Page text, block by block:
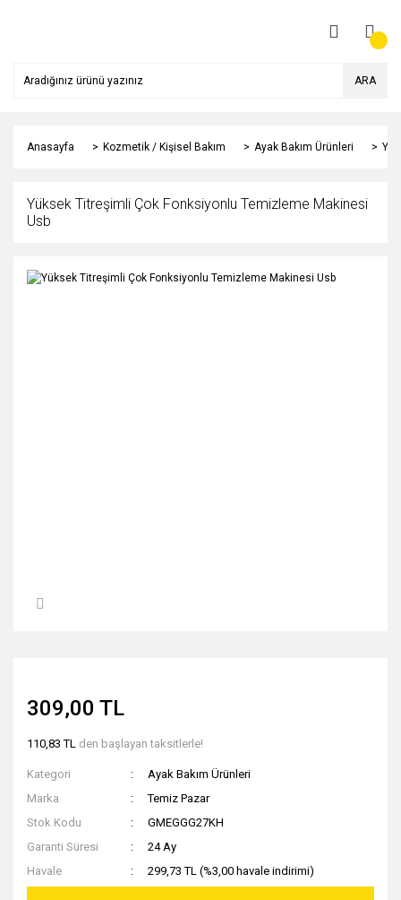
ARA
Anasayfa Kozmetik / Kişisel Bakım Ayak Bakım Ürünleri
Yüksek Titreşimli Çok Fonksiyonlu Temizleme Makinesi
Usb
309,00 TL
110,83 TL den başlayan taksitlerle!
Kategori
Ayak Bakım Ürünleri
Marka
Temiz Pazar
Stok Kodu
GMEGGG27KH
Garanti Süresi
24 Ay
Havale
299,73 TL (%3,00 havale indirimi)